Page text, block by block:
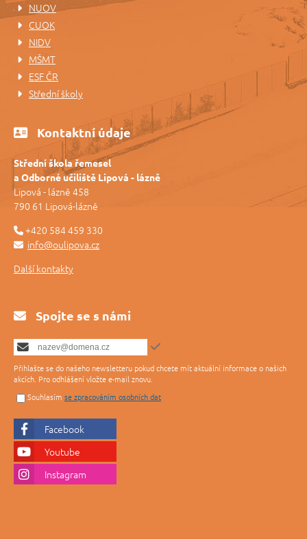
NUOV
CUOK
NIDV
MŠMT
ESF ČR
Střední školy
Kontaktní údaje
Střední škola řemesel
a Odborné učiliště Lipová - lázně
Lipová - lázně 458
790 61 Lipová-lázně
+420 584 459 330
info@oulipova.cz
Další kontakty
Spojte se s námi
Přihlašte se do našeho newsletteru pokud chcete mít aktuální informace o našich
akcích. Pro odhlášení vložte e-mail znovu.
Souhlasím se zpracováním osobních dat
Facebook
Youtube
Instagram